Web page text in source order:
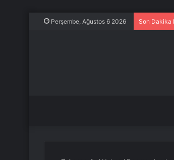
Perşembe, Ağustos 6 2026 Son Dakika